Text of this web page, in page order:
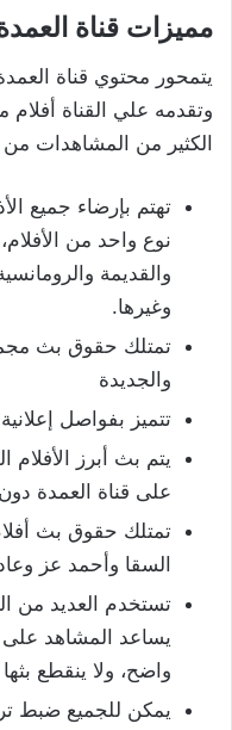
مميزات قناة
يتمحور محتوي قناة
وتقدمه علي القناة
الكثير من المشاهدات
تهتم بإرضاء جميع
نوع واحد من
والقديمة
وغيرها.
تمتلك حقوق بث
والجديدة
تتميز بفواصل
يتم بث أبرز الأفلام
على قناة العمدة
تمتلك حقوق بث
السقا وأحمد عز
تستخدم العديد من
يساعد المشاهد
واضح، ولا ينقطع
يمكن للجميع ضبط